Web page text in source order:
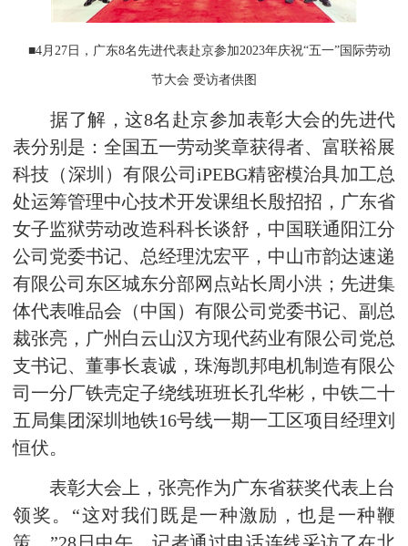
■4月27日，广东8名先进代表赴京参加2023年庆祝“五一”国际劳动
节大会 受访者供图
据了解，这8名赴京参加表彰大会的先进代
表分别是：全国五一劳动奖章获得者、富联裕展
科技（深圳）有限公司iPEBG精密模治具加工总
处运筹管理中心技术开发课组长殷招招，广东省
女子监狱劳动改造科科长谈舒，中国联通阳江分
公司党委书记、总经理沈宏平，中山市韵达速递
有限公司东区城东分部网点站长周小洪；先进集
体代表唯品会（中国）有限公司党委书记、副总
裁张亮，广州白云山汉方现代药业有限公司党总
支书记、董事长袁诚，珠海凯邦电机制造有限公
司一分厂铁壳定子绕线班班长孔华彬，中铁二十
五局集团深圳地铁16号线一期一工区项目经理刘
恒伏。
表彰大会上，张亮作为广东省获奖代表上台
领奖。“这对我们既是一种激励，也是一种鞭